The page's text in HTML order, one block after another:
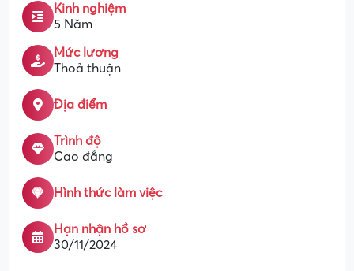
Kinh nghiệm
5 Năm
Mức lương
Thoả thuận
Địa điểm
Trình độ
Cao đẳng
Hình thức làm việc
Hạn nhận hồ sơ
30/11/2024